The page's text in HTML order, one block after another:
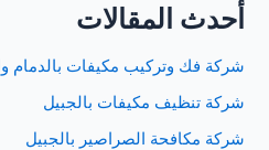
أحدث المقالات
شركة فك وتركيب مكيفات بالدمام
شركة تنظيف مكيفات بالجبيل
شركة مكافحة الصراصير بالجبيل